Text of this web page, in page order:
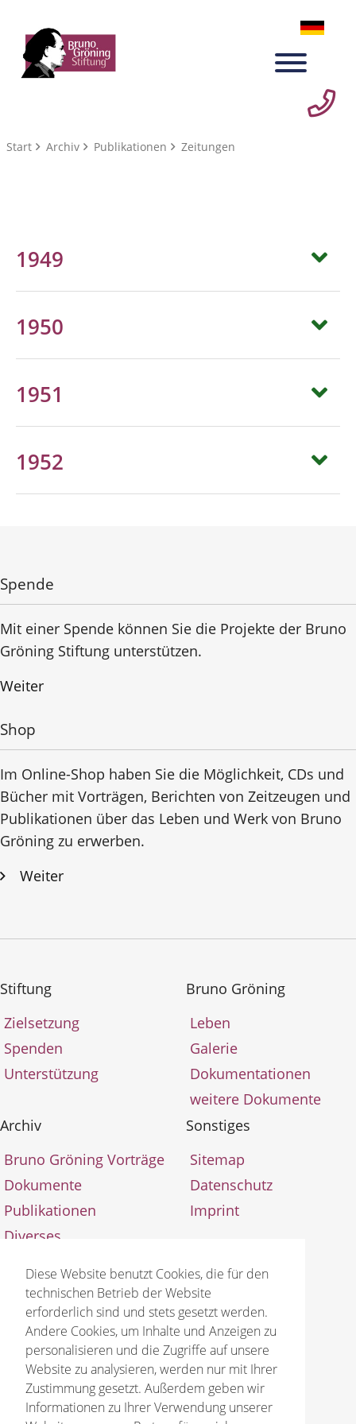
Diese Website benutzt Cookies, die für den
technischen Betrieb der Website
erforderlich sind und stets gesetzt werden.
Andere Cookies, um Inhalte und Anzeigen zu
personalisieren und die Zugriffe auf unsere
Website zu analysieren, werden nur mit Ihrer
Zustimmung gesetzt. Außerdem geben wir
Informationen zu Ihrer Verwendung unserer
Start Archiv Publikationen Zeitungen
1949
1950
1951
1952
Spende
Mit einer Spende können Sie die Projekte der Bruno
Gröning Stiftung unterstützen.
Weiter
Shop
Im Online-Shop haben Sie die Möglichkeit, CDs und
Bücher mit Vorträgen, Berichten von Zeitzeugen und
Publikationen über das Leben und Werk von Bruno
Gröning zu erwerben.
Weiter
Stiftung
Zielsetzung
Spenden
Unterstützung
Bruno Gröning
Leben
Galerie
Dokumentationen
weitere Dokumente
Archiv
Bruno Gröning Vorträge
Dokumente
Publikationen
Diverses
Sonstiges
Sitemap
Datenschutz
Imprint
© 2026 Bruno Gröning Stiftung